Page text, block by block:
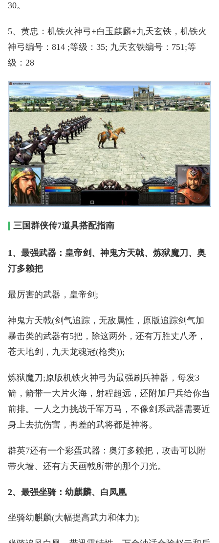
30。
5、黄忠：机铁火神弓+白玉麒麟+九天玄铁，机铁火
神弓编号：814 ;等级：35; 九天玄铁编号：751;等
级：28
三国群侠传7道具搭配指南
1、最强武器：皇帝剑、神鬼方天戟、炼狱魔刀、奥
汀多赖把
最厉害的武器，皇帝剑;
神鬼方天戟(剑气追踪，无敌属性，原版追踪剑气加
暴击类的武器有5把，除这两外，还有万胜丈八矛，
苍天地剑，九天龙魂冠(枪类));
炼狱魔刀;原版机铁火神弓为最强刷兵神器，每发3
箭，箭带一大片火海，射程超远，还附加尸兵给你当
前排。一人之力挑战千军万马，不像剑系武器需要近
身上去抗伤害，再差的武将都是神将。
群英7还有一个彩蛋武器：奥汀多赖把，攻击可以附
带火墙、还有方天画戟所带的那个刀光。
2、最强坐骑：幼麒麟、白凤凰
坐骑幼麒麟(大幅提高武力和体力);